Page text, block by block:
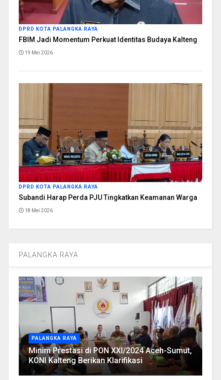
DPRD KOTA PALANGKA RAYA
FBIM Jadi Momentum Perkuat Identitas Budaya Kalteng
19 Mei 2026
DPRD KOTA PALANGKA RAYA
Subandi Harap Perda PJU Tingkatkan Keamanan Warga
18 Mei 2026
PALANGKA RAYA
PALANGKA RAYA
Minim Prestasi di PON XXI/2024 Aceh-Sumut,
KONI Kalteng Berikan Klarifikasi